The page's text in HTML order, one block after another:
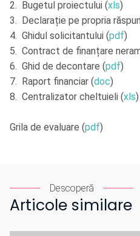
2. Bugetul proiectului (xls)
3. Declarație pe propria
4. Ghidul solicitantului (pdf)
5. Contract de finanțare
6. Ghid de decontare (pdf)
7. Raport financiar (doc)
8. Centralizator cheltuieli (xls)
Grila de evaluare (pdf)
Descoperă
Articole similare